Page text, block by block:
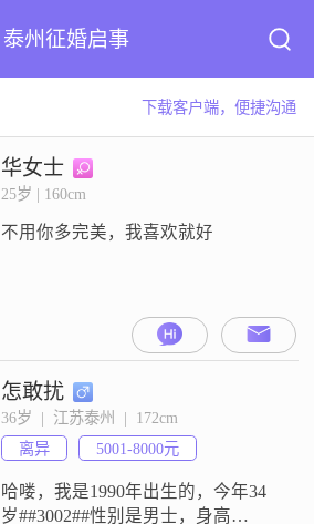
泰州征婚启事
下载客户端，便捷沟通
华女士
25岁 | 160cm
不用你多完美，我喜欢就好
怎敢扰
36岁  |  江苏泰州  |  172cm
离异
5001-8000元
哈喽，我是1990年出生的，今年34
岁##3002##性别是男士，身高